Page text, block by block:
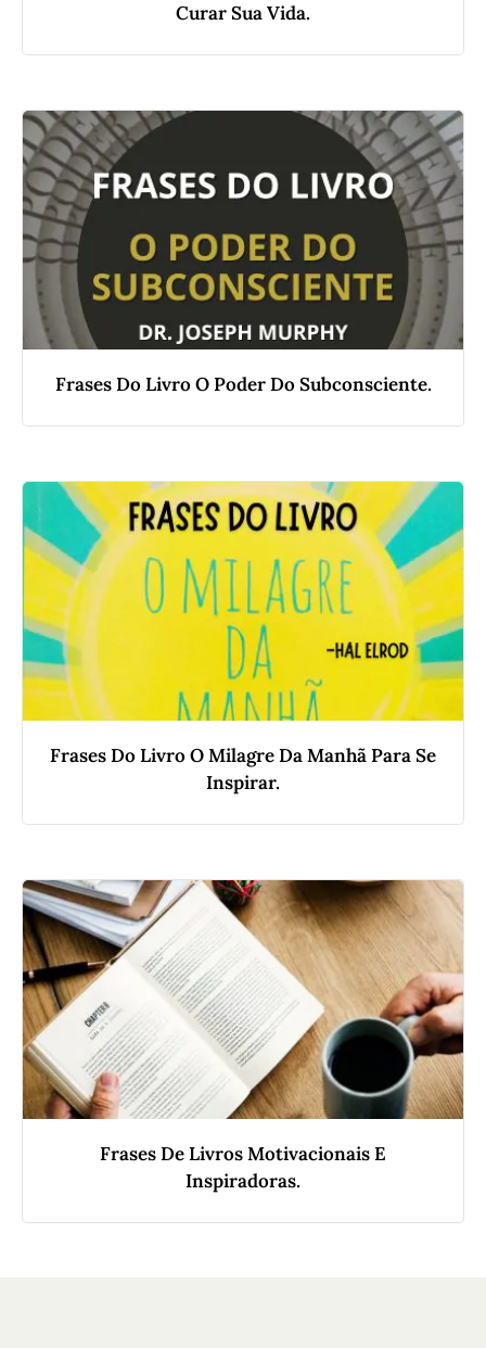
Curar Sua Vida.
Frases Do Livro O Poder Do Subconsciente.
Frases Do Livro O Milagre Da Manhã Para Se
Inspirar.
Frases De Livros Motivacionais E
Inspiradoras.